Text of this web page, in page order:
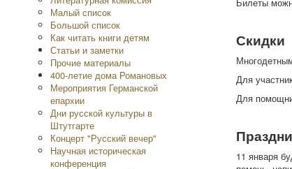
Малый список
Большой список
Как читать книги детям
Статьи и заметки
Прочие материалы
400-летие дома Романовых
Мероприятия Германской
епархии
Дни русской культуры в
Штутгарте
Концерт "Русский вечер"
Научная историческая
конференция
Скидки
Для
Для
11 января